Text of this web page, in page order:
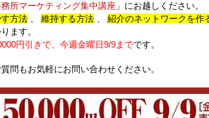
所マーケティング集中講座 」にお越しください。
方法
維持する方法 紹介のネットワークを作
ます。
円引きで、今週金曜日9/9までです。
問もお気軽にお問い合わせください。